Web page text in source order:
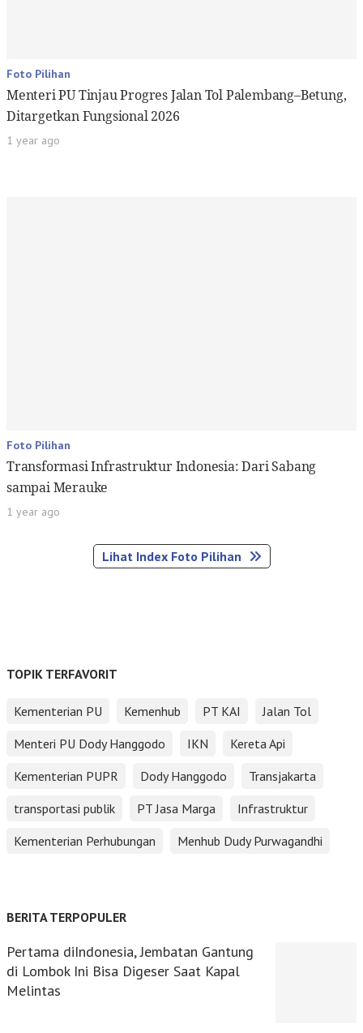
Foto Pilihan
Menteri PU Tinjau Progres Jalan Tol Palembang–Betung,
Ditargetkan Fungsional 2026
1 year ago
Foto Pilihan
Transformasi Infrastruktur Indonesia: Dari Sabang
sampai Merauke
1 year ago
Lihat Index Foto Pilihan
TOPIK TERFAVORIT
Kementerian PU Kemenhub PT KAI
Jalan Tol
Menteri PU Dody Hanggodo
IKN
Kereta Api
Kementerian PUPR
Dody Hanggodo
Transjakarta
transportasi publik
PT Jasa Marga
Infrastruktur
Kementerian Perhubungan
Menhub Dudy Purwagandhi
BERITA TERPOPULER
Pertama diIndonesia, Jembatan Gantung
di Lombok Ini Bisa Digeser Saat Kapal
Melintas